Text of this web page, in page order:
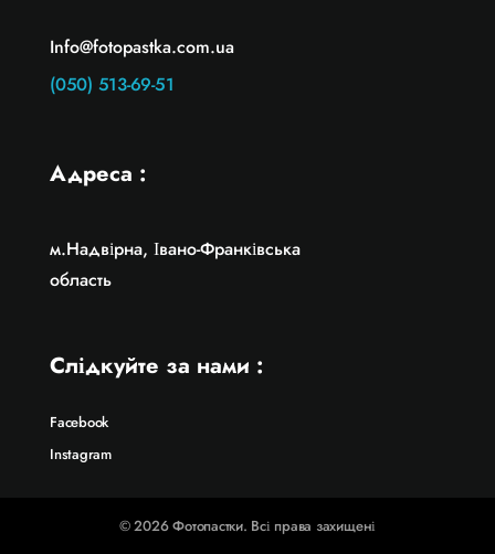
Info@fotopastka.com.ua
(050) 513-69-51
Адреса :
м.Надвірна, Івано-Франківська
область
Слідкуйте за нами :
Facebook
Instagram
© 2026 Фотопастки. Всі права захищені